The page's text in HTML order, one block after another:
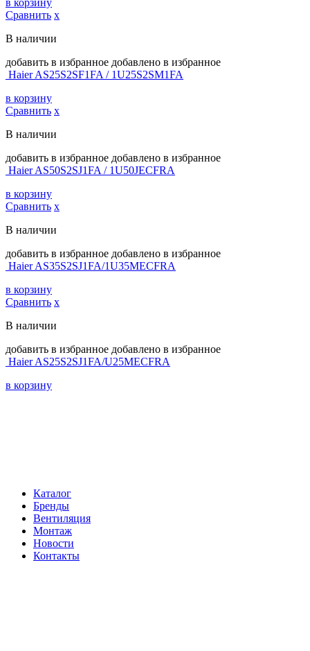
Сравнить х
В наличии
добавить в избранное добавлено в избранное
Haier AS25S2SF1FA / 1U25S2SM1FA
в корзину
Сравнить х
В наличии
добавить в избранное добавлено в избранное
Haier AS50S2SJ1FA / 1U50JECFRA
в корзину
Сравнить х
В наличии
добавить в избранное добавлено в избранное
Haier AS35S2SJ1FA/1U35MECFRA
в корзину
Сравнить х
В наличии
добавить в избранное добавлено в избранное
Haier AS25S2SJ1FA/U25MECFRA
в корзину
Каталог
Бренды
Вентиляция
Монтаж
Новости
Контакты